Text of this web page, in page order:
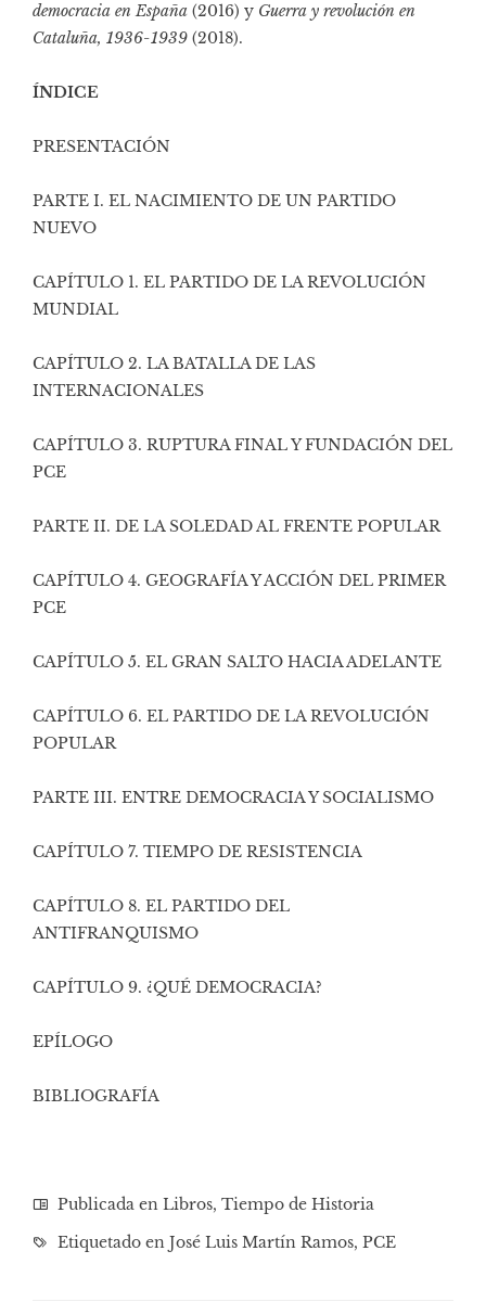
democracia en España (2016) y Guerra y revolución en
Cataluña, 1936-1939 (2018).
ÍNDICE
PRESENTACIÓN
PARTE I. EL NACIMIENTO DE UN PARTIDO
NUEVO
CAPÍTULO 1. EL PARTIDO DE LA REVOLUCIÓN
MUNDIAL
CAPÍTULO 2. LA BATALLA DE LAS
INTERNACIONALES
CAPÍTULO 3. RUPTURA FINAL Y FUNDACIÓN DEL
PCE
PARTE II. DE LA SOLEDAD AL FRENTE POPULAR
CAPÍTULO 4. GEOGRAFÍA Y ACCIÓN DEL PRIMER
PCE
CAPÍTULO 5. EL GRAN SALTO HACIA ADELANTE
CAPÍTULO 6. EL PARTIDO DE LA REVOLUCIÓN
POPULAR
PARTE III. ENTRE DEMOCRACIA Y SOCIALISMO
CAPÍTULO 7. TIEMPO DE RESISTENCIA
CAPÍTULO 8. EL PARTIDO DEL
ANTIFRANQUISMO
CAPÍTULO 9. ¿QUÉ DEMOCRACIA?
EPÍLOGO
BIBLIOGRAFÍA
Publicada en Libros, Tiempo de Historia
Etiquetado en José Luis Martín Ramos, PCE